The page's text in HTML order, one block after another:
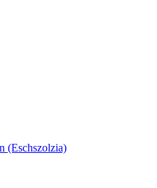
(Eschszolzia)